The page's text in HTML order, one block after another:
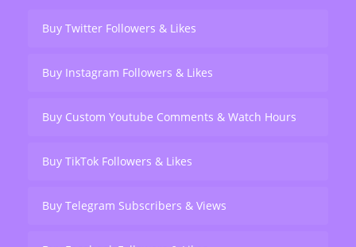
Buy Twitter Followers & Likes
Buy Instagram Followers & Likes
Buy Custom Youtube Comments & Watch Hours
Buy TikTok Followers & Likes
Buy Telegram Subscribers & Views